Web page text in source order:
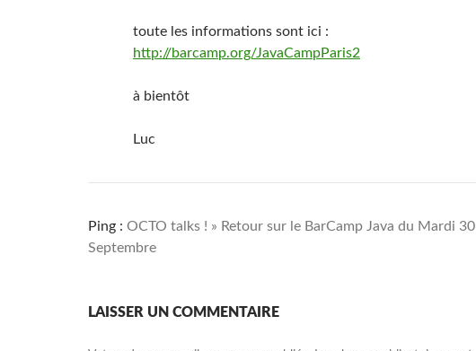
toute les informations sont ici :
http://barcamp.org/JavaCampParis2
à bientôt
Luc
Ping : OCTO talks ! » Retour sur le BarCamp Java du Mardi 30
Septembre
LAISSER UN COMMENTAIRE